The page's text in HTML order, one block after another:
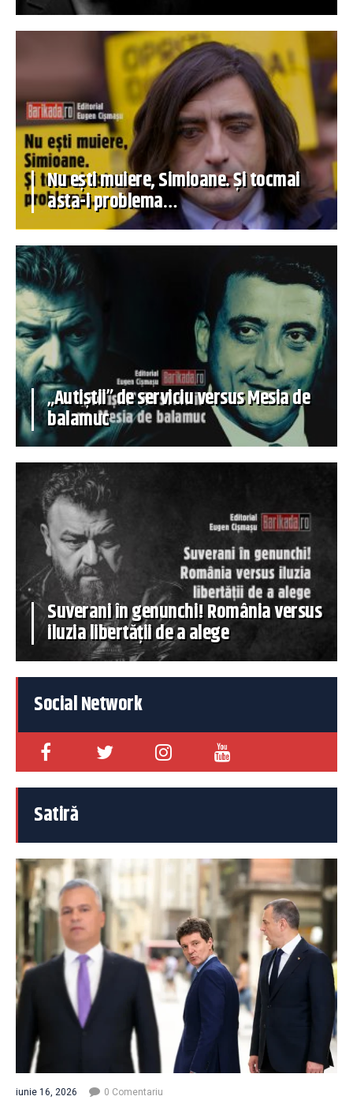
Nu ești muiere, Simioane. Și tocmai
asta-i problema…
„Autiștii” de serviciu versus Mesia de
balamuc
Suverani în genunchi! România versus
iluzia libertății de a alege
Social Network
Satiră
iunie 16, 2026 0 Comentariu